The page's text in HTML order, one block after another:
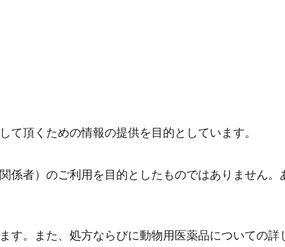
頂くための情報の提供を目的としています。
係者）のご利用を目的としたものではありません。
す。また、処方ならびに動物用医薬品についての詳